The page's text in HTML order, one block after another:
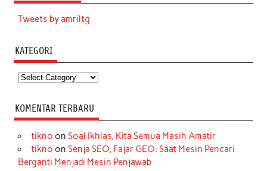
Tweets by amriltg
KATEGORI
Kategori
KOMENTAR TERBARU
tikno on Soal Ikhlas, Kita Semua Masih Amatir
tikno on Senja SEO, Fajar GEO: Saat Mesin Pencari
Berganti Menjadi Mesin Penjawab